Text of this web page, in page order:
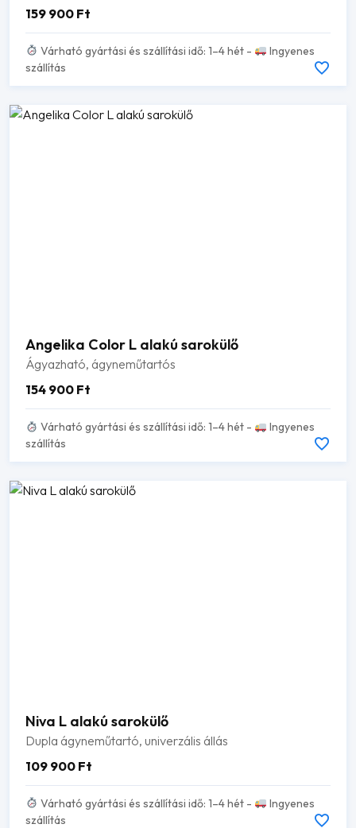
159 900 Ft
Várható gyártási és szállítási idő: 1–4 hét -
Ingyenes
szállítás
Angelika Color L alakú sarokülő
Ágyazható, ágyneműtartós
154 900 Ft
Várható gyártási és szállítási idő: 1–4 hét -
Ingyenes
szállítás
Niva L alakú sarokülő
Dupla ágyneműtartó, univerzális állás
109 900 Ft
Várható gyártási és szállítási idő: 1–4 hét -
Ingyenes
szállítás